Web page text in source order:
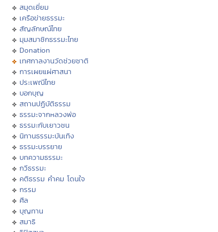
สมุดเยี่ยม
เครือข่ายธรรมะ
สัญลักษณ์ไทย
มุมสมาชิกธรรมะไทย
Donation
เทศกาลงานวัดช่วยชาติ
การเผยแผ่ศาสนา
ประเพณีไทย
บอกบุญ
สถานปฏิบัติธรรม
ธรรมะจากหลวงพ่อ
ธรรมะกับเยาวชน
นิทานธรรมะบันเทิง
ธรรมะบรรยาย
บทความธรรมะ
กวีธรรมะ
คติธรรม คำคม โดนใจ
กรรม
ศีล
บุญทาน
สมาธิ